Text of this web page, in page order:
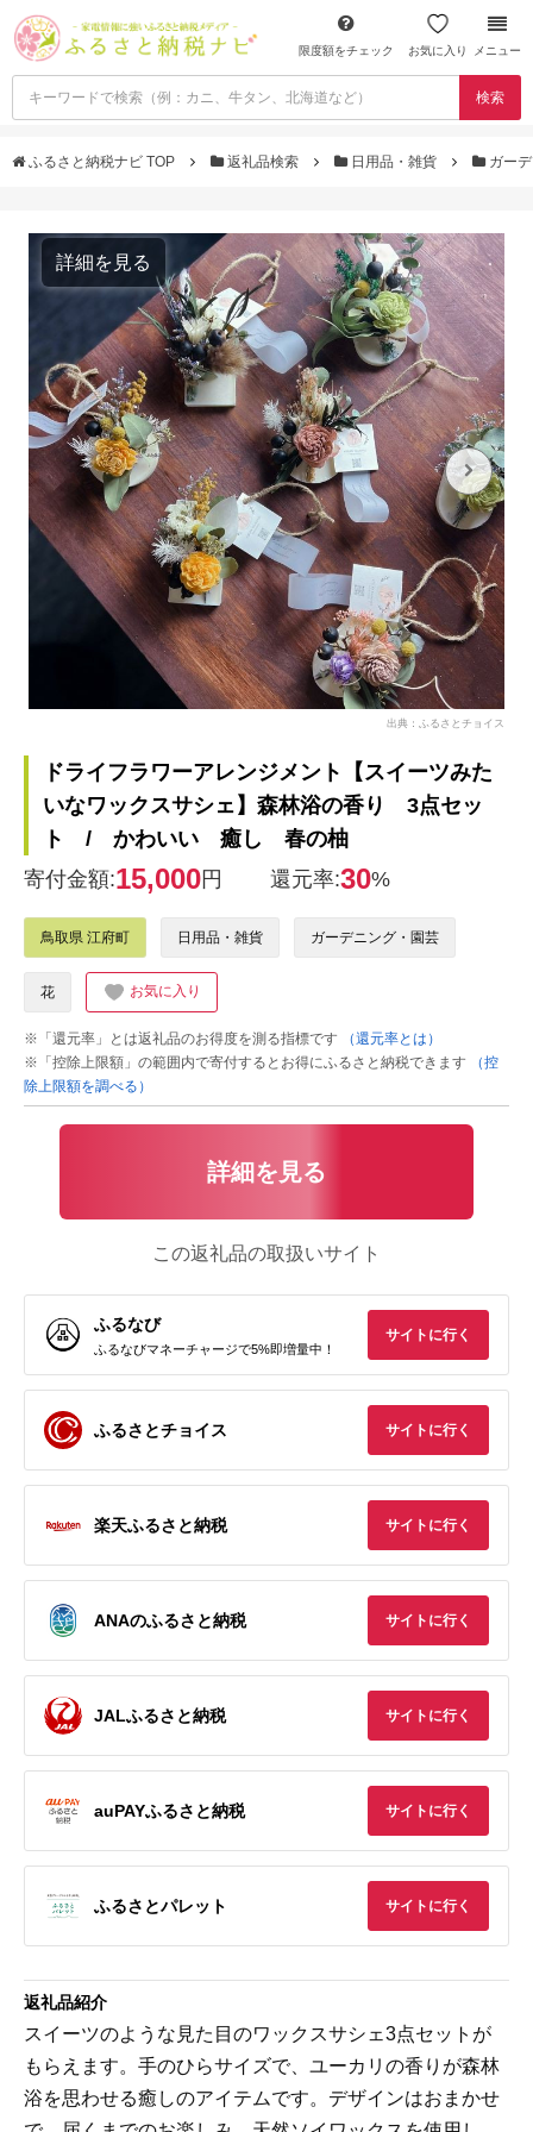
限度額をチェック お気に入り メニュー
検索
ふるさと納税ナビ TOP 返礼品検索 日用品・雑貨 ガー
詳細を見る
出典：ふるさとチョイス
ドライフラワーアレンジメント【スイーツみた
いなワックスサシェ】森林浴の香り 3点セッ
ト / かわいい 癒し 春の柚
寄付金額:15,000円 還元率:30%
鳥取県 江府町 日用品・雑貨 ガーデニング・園芸
花 お気に入り
※「還元率」とは返礼品のお得度を測る指標です
（還元率とは）
※「控除上限額」の範囲内で寄付するとお得にふるさと納税できます
（控
除上限額を調べる）
詳細を見る
この返礼品の取扱いサイト
ふるなび
ふるなびマネーチャージで5%即増量中！
サイトに行く
ふるさとチョイス サイトに行く
楽天ふるさと納税 サイトに行く
ANAのふるさと納税 サイトに行く
JALふるさと納税 サイトに行く
auPAYふるさと納税 サイトに行く
ふるさとパレット サイトに行く
返礼品紹介
スイーツのような見た目のワックスサシェ3点セットが
もらえます。手のひらサイズで、ユーカリの香りが森林
浴を思わせる癒しのアイテムです。デザインはおまかせ